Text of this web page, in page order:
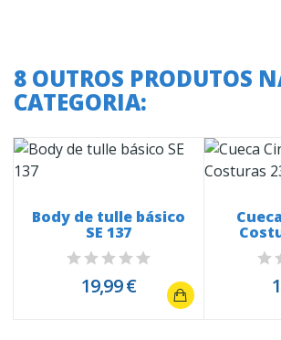
8 OUTROS PRODUTOS
CATEGORIA:
Body de tulle básico
SE 137
19,99 €